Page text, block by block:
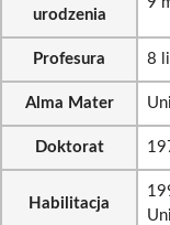
urodzenia
Profesura 8
Alma Mater
Doktorat
Habilitacja